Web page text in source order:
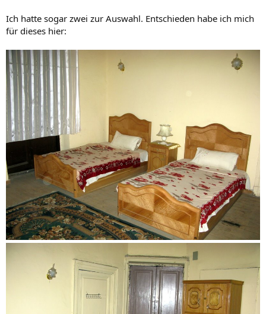
Ich hatte sogar zwei zur Auswahl. Entschieden habe ich mich
für dieses hier: